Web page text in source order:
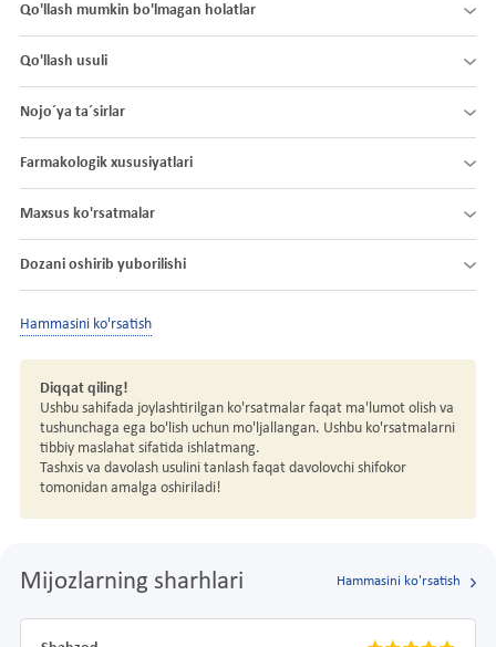
Qo'llash mumkin bo'lmagan holatlar
Qo'llash usuli
Nojo´ya ta´sirlar
Farmakologik xususiyatlari
Maxsus ko'rsatmalar
Dozani oshirib yuborilishi
Hammasini ko'rsatish
Diqqat qiling!
Ushbu sahifada joylashtirilgan ko'rsatmalar faqat ma'lumot olish va
tushunchaga ega bo'lish uchun mo'ljallangan. Ushbu ko'rsatmalarni
tibbiy maslahat sifatida ishlatmang.
Tashxis va davolash usulini tanlash faqat davolovchi shifokor
tomonidan amalga oshiriladi!
Mijozlarning sharhlari Hammasini ko'rsatish